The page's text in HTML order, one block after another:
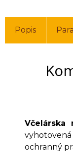
Popis
Včelárska
ochranný